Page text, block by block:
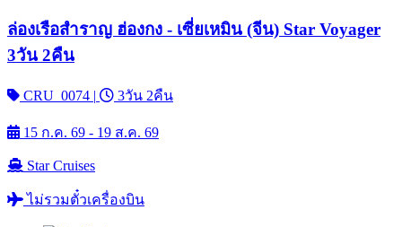
ล่องเรือสำราญ ฮ่องกง - เซี่ยเหมิน (จีน) Star Voyager
3วัน 2คืน
CRU_0074 | 3วัน 2คืน
15 ก.ค. 69 - 19 ส.ค. 69
Star Cruises
ไม่รวมตั๋วเครื่องบิน